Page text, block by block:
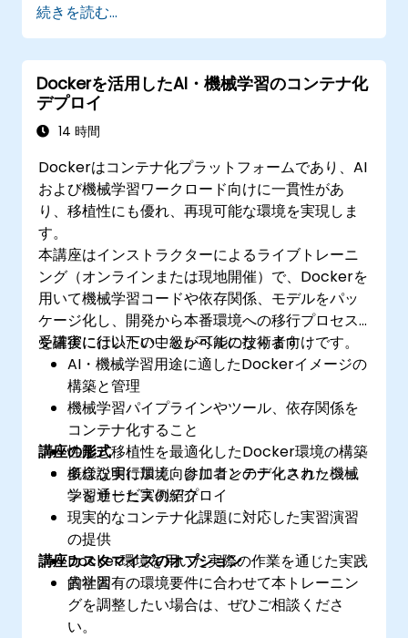
リューションを比較検討し、最適なものを選
択できるようになる。
Dockerアプリケーション向けの継続的統合プ
ロセスを構築できるようになる。
既存のCIツールおよびワークフローとDocker
アプリケーションを連携させることができ
Dockerアプリケーションのセキュリティ対策
を行うことができる。
続きを読む...
Dockerを活用したAI・機械学習のコンテナ化
デプロイ
14 時間
Dockerはコンテナ化プラットフォームであり、AI
および機械学習ワークロード向けに一貫性があ
り、移植性にも優れ、再現可能な環境を実現しま
す。
本講座はインストラクターによるライブトレーニ
ング（オンラインまたは現地開催）で、Dockerを
用いて機械学習コードや依存関係、モデルをパッ
ケージ化し、開発から本番環境への移行プロセス
を確実に行いたい中級レベルの技術者向けです。
受講後には以下のことが可能になります：
AI・機械学習用途に適したDockerイメージの
構築と管理
​機械学習パイプラインやツール、依存関係を
コンテナ化すること
性能と移植性を最適化したDocker環境の構築
多様な実行環境向けにコンテナ化された機械
学習サービスのデプロイ
講座の形式
概念説明に加え、参加者とのディスカッショ
ンを通じた実例紹介
現実的なコンテナ化課題に対応した実習演習
の提供
Docker環境を用いた実際の作業を通じた実践
的学習
講座カスタマイズのオプション
貴社固有の環境要件に合わせて本トレーニン
グを調整したい場合は、ぜひご相談くださ
い。